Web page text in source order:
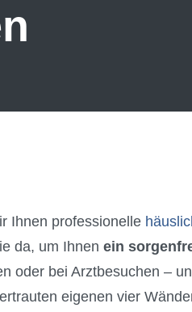
Ihnen professionelle
da, um Ihnen ein
oder bei Arztbesuchen –
eigenen vier